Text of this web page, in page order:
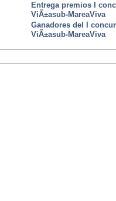
Entrega premios I
ViÃ±asub-MareaViva
Ganadores del I
ViÃ±asub-MareaViva